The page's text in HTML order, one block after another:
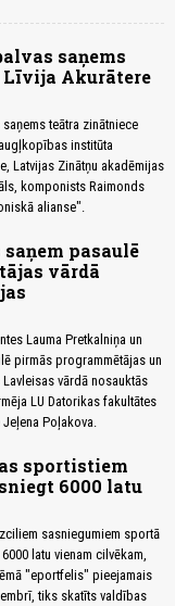
saņems
Līvija Akurātere
teātra zinātniece
institūta
Latvijas Zinātņu akadēmijas
komponists Raimonds
alianse".
pasaulē
vārdā
Lauma Pretkalniņa un
pirmās programmētājas un
vārdā nosauktās
LU Datorikas fakultātes
Poļakova.
sportistiem
6000 latu
sasniegumiem sportā
latu vienam cilvēkam,
"eportfelis" pieejamais
tiks skatīts valdības